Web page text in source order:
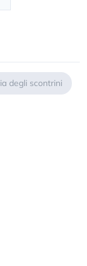
degli scontrini